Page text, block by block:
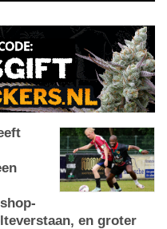
en groter